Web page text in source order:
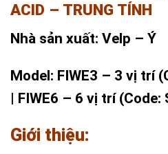
ACID – TRUNG TÍNH
Nhà sản xuất: Velp – Ý
Model: FIWE3 – 3 vị trí (
| FIWE6 – 6 vị trí
Giới thiệu: